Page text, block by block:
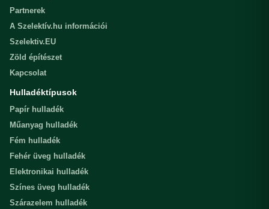
Partnerek
A Szelektív.hu információi
Szelektiv.EU
Zöld építészet
Kapcsolat
Hulladéktípusok
Papír hulladék
Műanyag hulladék
Fém hulladék
Fehér üveg hulladék
Elektronikai hulladék
Színes üveg hulladék
Szárazelem hulladék